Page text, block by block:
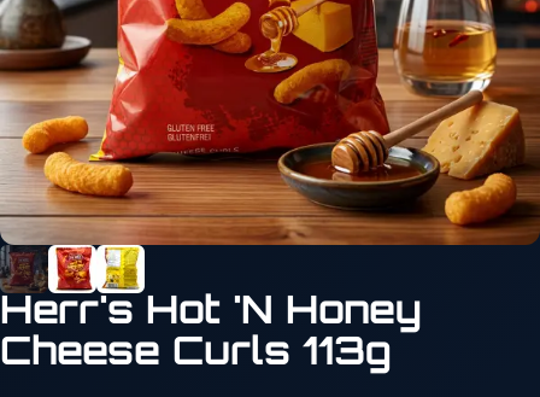
Herr's Hot 'N Honey
Cheese Curls 113g